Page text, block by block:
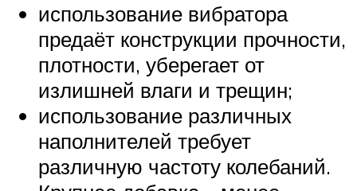
использование вибратора
предаёт конструкции прочности,
плотности, уберегает от
излишней влаги и трещин;
использование различных
наполнителей требует
различную частоту колебаний.